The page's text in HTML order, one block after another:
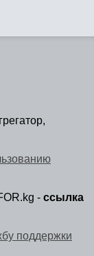
- ссылка
поддержки